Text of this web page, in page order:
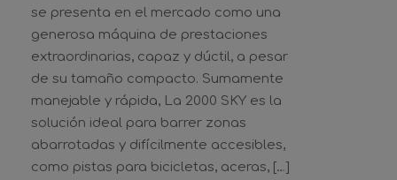
se presenta en el mercado como una
generosa máquina de prestaciones
extraordinarias, capaz y dúctil, a pesar
de su tamaño compacto. Sumamente
manejable y rápida, La 2000 SKY es la
solución ideal para barrer zonas
abarrotadas y difícilmente accesibles,
como pistas para bicicletas, aceras, […]